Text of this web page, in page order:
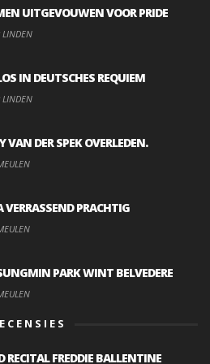
UITGEVOUWEN VOOR PRIDE
LINDEN
IN DEUTSCHES REQUIEM
LINDEN
VAN DER SPEK OVERLEDEN.
PRACHTIG
PARK WINT BELVEDERE
RECITAL FREDDIE BALLENTINE